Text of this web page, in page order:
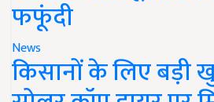
फफूंदी
News
किसानों के लिए बड़ी